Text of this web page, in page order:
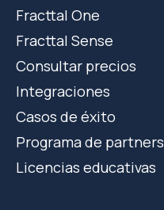
Fracttal One
Fracttal Sense
Consultar precios
Integraciones
Casos de éxito
Programa de partners
Licencias educativas